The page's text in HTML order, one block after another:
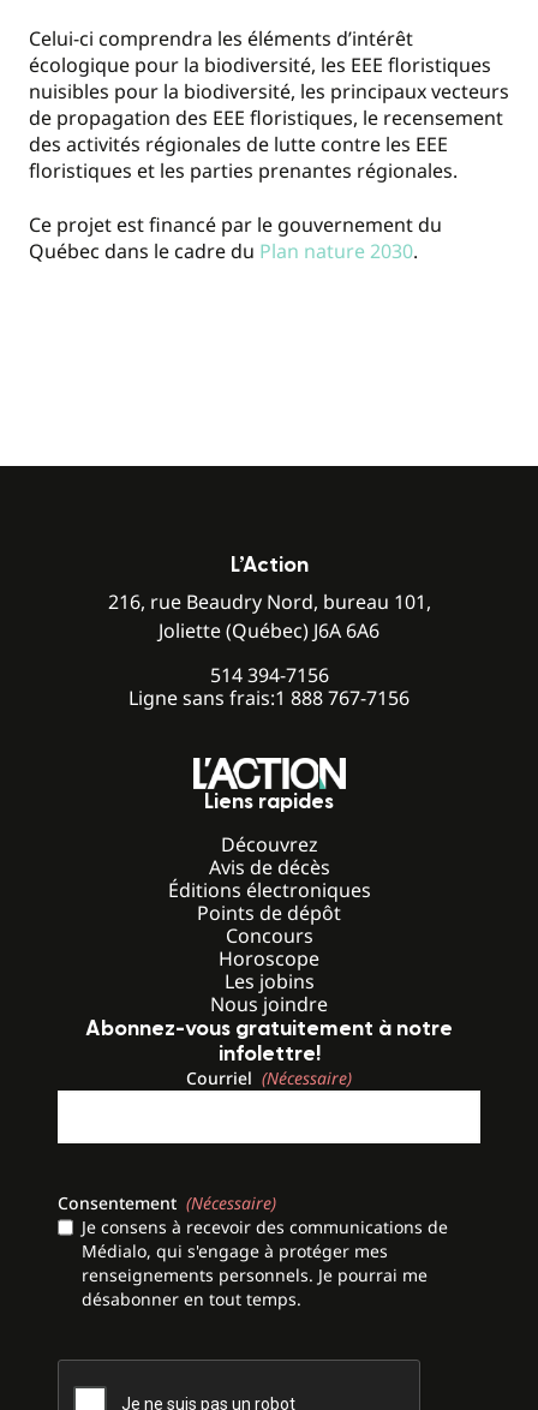
Celui-ci comprendra les éléments d’intérêt
écologique pour la biodiversité, les EEE floristiques
nuisibles pour la biodiversité, les principaux vecteurs
de propagation des EEE floristiques, le recensement
des activités régionales de lutte contre les EEE
floristiques et les parties prenantes régionales.
Ce projet est financé par le gouvernement du
Québec dans le cadre du Plan nature 2030.
L’Action
216, rue Beaudry Nord, bureau 101,
Joliette (Québec) J6A 6A6
514 394-7156
Ligne sans frais:1 888 767-7156
Liens rapides
Découvrez
Avis de décès
Éditions électroniques
Points de dépôt
Concours
Horoscope
Les jobins
Nous joindre
Abonnez-vous gratuitement à notre
infolettre!
Courriel (Nécessaire)
Consentement (Nécessaire)
Je consens à recevoir des communications de
Médialo, qui s'engage à protéger mes
renseignements personnels. Je pourrai me
désabonner en tout temps.